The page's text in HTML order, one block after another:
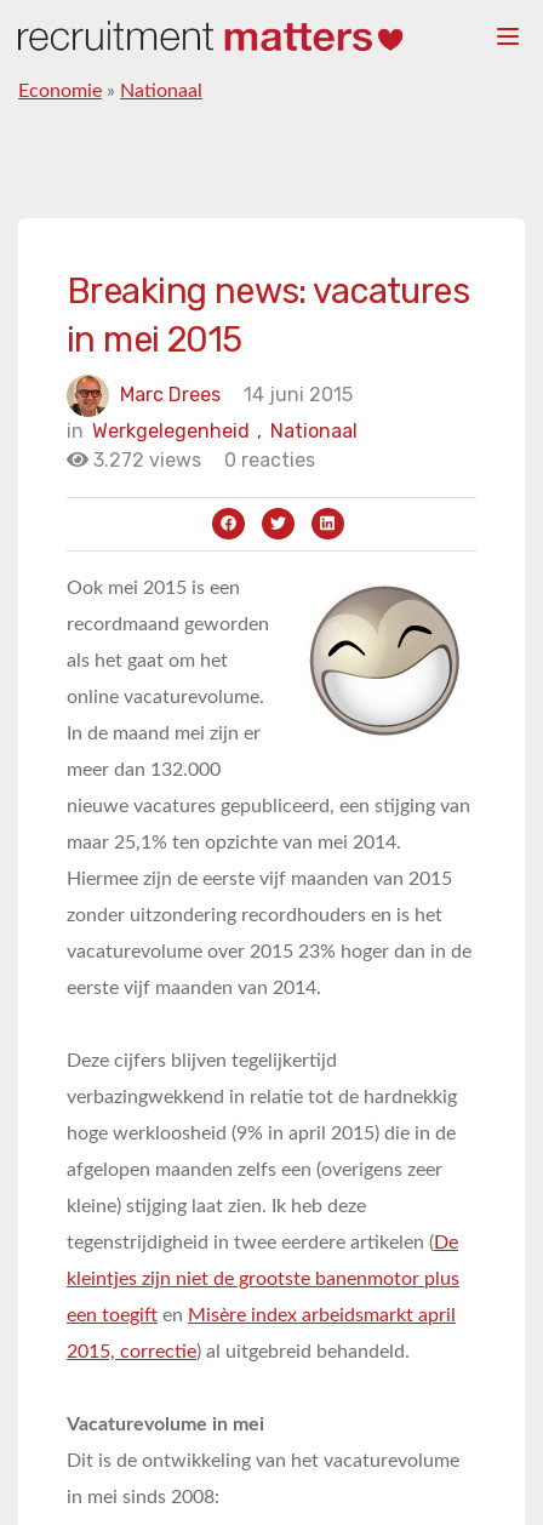
Economie » Nationaal
Breaking news: vacatures
in mei 2015
Marc Drees
14 juni 2015
in
Nationaal
Werkgelegenheid ,
3.272 views
0 reacties
Ook mei 2015 is een
recordmaand geworden
als het gaat om het
online vacaturevolume.
In de maand mei zijn er
meer dan 132.000
nieuwe vacatures gepubliceerd, een stijging van
maar 25,1% ten opzichte van mei 2014.
Hiermee zijn de eerste vijf maanden van 2015
zonder uitzondering recordhouders en is het
vacaturevolume over 2015 23% hoger dan in de
eerste vijf maanden van 2014.
Deze cijfers blijven tegelijkertijd
verbazingwekkend in relatie tot de hardnekkig
hoge werkloosheid (9% in april 2015) die in de
afgelopen maanden zelfs een (overigens zeer
kleine) stijging laat zien. Ik heb deze
tegenstrijdigheid in twee eerdere artikelen (De
kleintjes zijn niet de grootste banenmotor plus
een toegift en Misère index arbeidsmarkt april
2015, correctie) al uitgebreid behandeld.
Vacaturevolume in mei
Dit is de ontwikkeling van het vacaturevolume
in mei sinds 2008: